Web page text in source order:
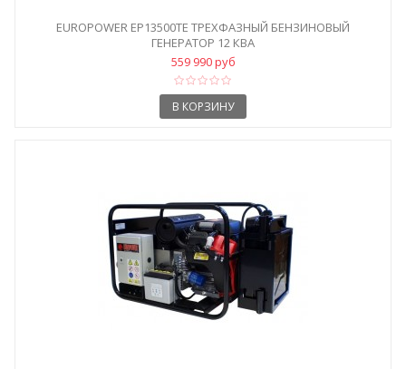
EUROPOWER EP13500TE ТРЕХФАЗНЫЙ БЕНЗИНОВЫЙ
ГЕНЕРАТОР 12 КВА
559 990 руб
В КОРЗИНУ